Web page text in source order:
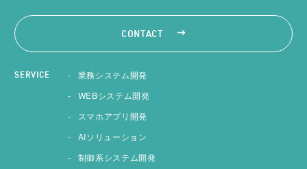
CONTACT
SERVICE
業務システム開発
WEBシステム開発
スマホアプリ開発
AIソリューション
制御系システム開発